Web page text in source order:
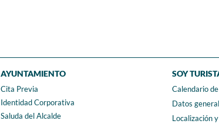
AYUNTAMIENTO
Cita Previa
Identidad Corporativa
Saluda del Alcalde
SOY
Calendario
Datos
Localización